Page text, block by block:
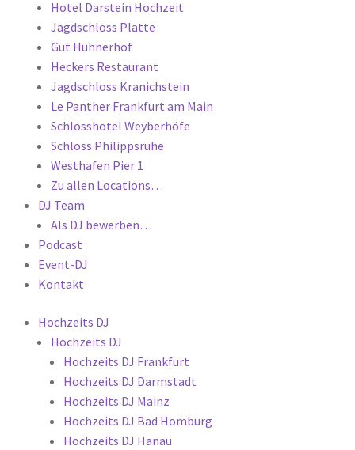
Hotel Darstein Hochzeit
Jagdschloss Platte
Gut Hühnerhof
Heckers Restaurant
Jagdschloss Kranichstein
Le Panther Frankfurt am Main
Schlosshotel Weyberhöfe
Schloss Philippsruhe
Westhafen Pier 1
Zu allen Locations…
DJ Team
Als DJ bewerben…
Podcast
Event-DJ
Kontakt
Hochzeits DJ
Hochzeits DJ
Hochzeits DJ Frankfurt
Hochzeits DJ Darmstadt
Hochzeits DJ Mainz
Hochzeits DJ Bad Homburg
Hochzeits DJ Hanau